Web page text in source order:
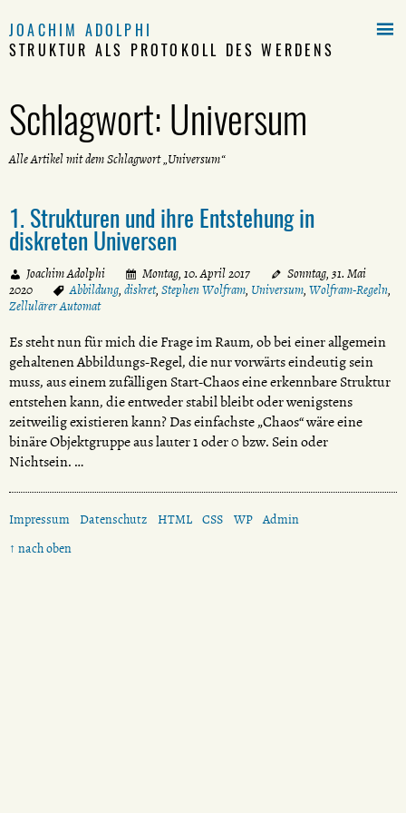
JOACHIM ADOLPHI
STRUKTUR ALS PROTOKOLL DES WERDENS
Schlagwort:Universum
Alle Artikel mit dem Schlagwort „Universum“
1. Strukturen und ihre Entstehung in
diskreten Universen
Joachim Adolphi Montag, 10. April 2017
Sonntag, 31. Mai
2020
Abbildung, diskret, Stephen Wolfram, Universum, Wolfram-Regeln,
Zellulärer Automat
Es steht nun für mich die Frage im Raum, ob bei einer allgemein
gehaltenen Abbildungs-Regel, die nur vorwärts eindeutig sein
muss, aus einem zufälligen Start-Chaos eine erkennbare Struktur
entstehen kann, die entweder stabil bleibt oder wenigstens
zeitweilig existieren kann? Das einfachste „Chaos“ wäre eine
binäre Objektgruppe aus lauter 1 oder 0 bzw. Sein oder
Nichtsein. …

Impressum Datenschutz HTML CSS WP Admin
↑ nach oben